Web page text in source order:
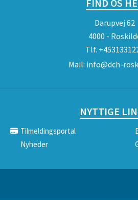
FIND OS
Darupvej 62
4000 -
Tlf.
Mail: info@dch-
NYTTIGE
Tilmeldingsportal
Nyheder